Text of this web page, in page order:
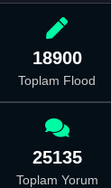
18900
Toplam Flood
25135
Toplam Yorum